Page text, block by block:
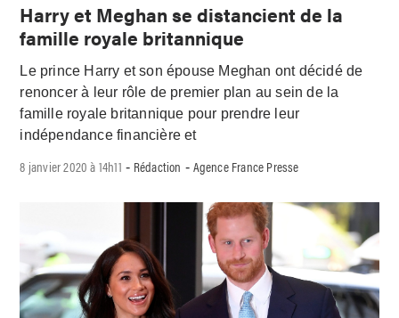
Harry et Meghan se distancient de la
famille royale britannique
Le prince Harry et son épouse Meghan ont décidé de
renoncer à leur rôle de premier plan au sein de la
famille royale britannique pour prendre leur
indépendance financière et
8 janvier 2020 à 14h11 - Rédaction - Agence France Presse